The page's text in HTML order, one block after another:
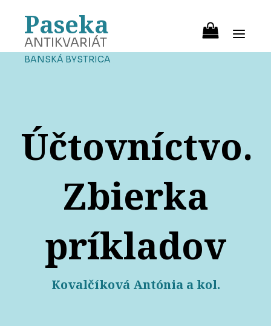
Paseka
ANTIKVARIÁT
BANSKÁ BYSTRICA
Účtovníctvo.
Zbierka
príkladov
Kovalčíková Antónia a kol.